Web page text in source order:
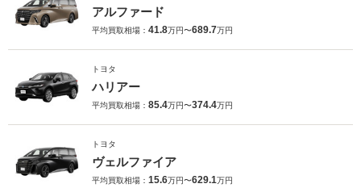
アルファード
平均買取相場： 41.8万円〜689.7万円
トヨタ
ハリアー
平均買取相場： 85.4万円〜374.4万円
トヨタ
ヴェルファイア
平均買取相場： 15.6万円〜629.1万円